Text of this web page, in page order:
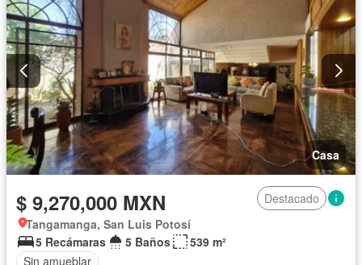
Casa
$ 9,270,000 MXN
Destacado
Tangamanga, San Luis Potosí
5 Recámaras
5 Baños
539 m²
Sin amueblar